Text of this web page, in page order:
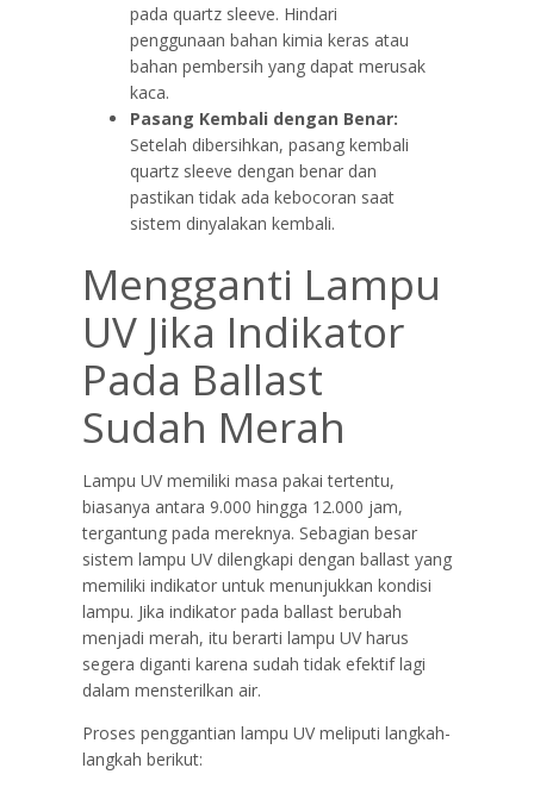
pada quartz sleeve. Hindari
penggunaan bahan kimia keras atau
bahan pembersih yang dapat merusak
kaca.
Pasang Kembali dengan Benar:
Setelah dibersihkan, pasang kembali
quartz sleeve dengan benar dan
pastikan tidak ada kebocoran saat
sistem dinyalakan kembali.
Mengganti Lampu
UV Jika Indikator
Pada Ballast
Sudah Merah
Lampu UV memiliki masa pakai tertentu,
biasanya antara 9.000 hingga 12.000 jam,
tergantung pada mereknya. Sebagian besar
sistem lampu UV dilengkapi dengan ballast yang
memiliki indikator untuk menunjukkan kondisi
lampu. Jika indikator pada ballast berubah
menjadi merah, itu berarti lampu UV harus
segera diganti karena sudah tidak efektif lagi
dalam mensterilkan air.
Proses penggantian lampu UV meliputi langkah-
langkah berikut: